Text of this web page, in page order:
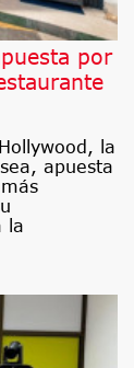
por
la
apuesta
la